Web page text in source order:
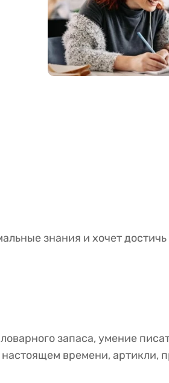
знания и хочет
запаса, умение
времени, артикли,